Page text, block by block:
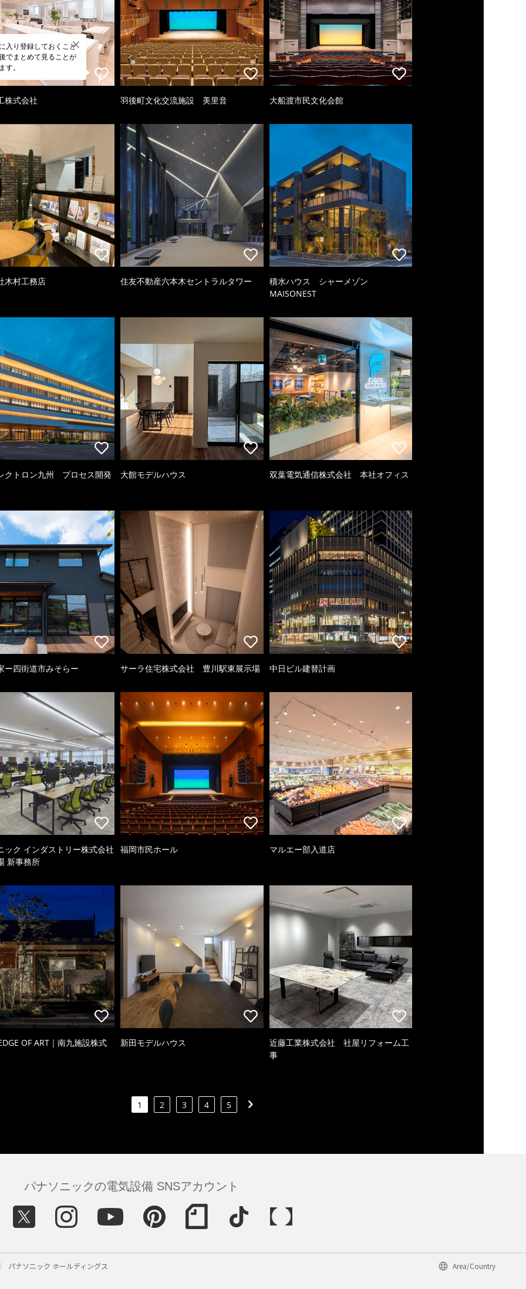
入り登録しておくこと
でまとめて見ることが
す。
株式会社 羽後町文化交流施設 美里音 大船渡市民文化会館
木村工務店 住友不動産六本木セントラルタワー
積水ハウス シャーメゾン
MAISONEST
クトロン九州 プロセス開発 大館モデルハウス 双葉電気通信株式会社 本社オフィス
ー四街道市みそらー サーラ住宅株式会社 豊川駅東展示場 中日ビル建替計画
ック インダストリー株式会社
新事務所
福岡市民ホール マルエー部入道店
OF ART｜南九施設株式 新田モデルハウス
近藤工業株式会社 社屋リフォーム工
事
1 2 3 4 5
パナソニックの電気設備 SNSアカウント
パナソニック ホールディングス Area/Country